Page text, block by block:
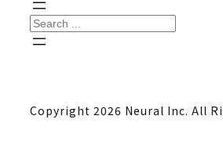
S
e
c
Copyright 2026 Neural Inc. All